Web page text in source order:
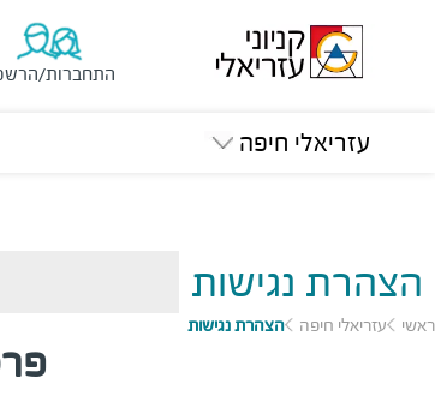
התחברות/
עזריאלי חיפה
הצהרת נגישות
ראשי עזריאלי חיפה הצהרת נגישות